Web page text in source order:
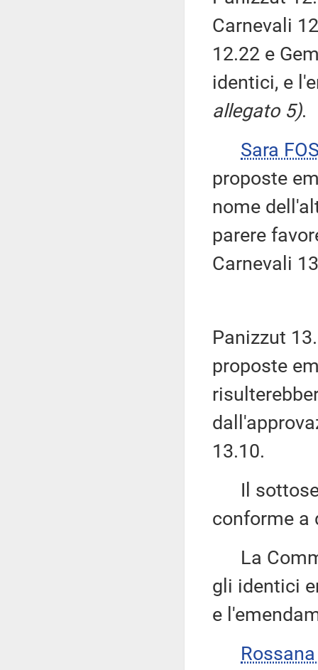
Carnevali
12.22 e
identici, e
allegato 5).
Sara
proposte
nome
parere
Carnevali
Panizzut
proposte
13.10.
Il
conforme a
La
gli identici
e